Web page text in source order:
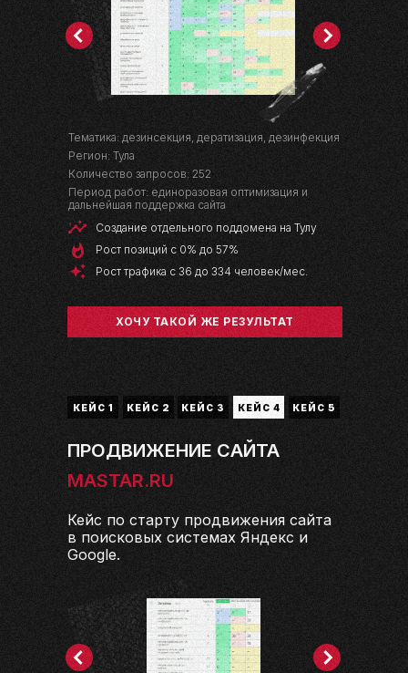
Тематика: дезинсекция, дератизация, дезинфекция
Регион: Тула
Количество запросов: 252
Период работ: единоразовая оптимизация и
дальнейшая поддержка сайта
Создание отдельного поддомена на Тулу
Рост позиций с 0% до 57%
Рост трафика с 36 до 334 человек/мес.
ХОЧУ ТАКОЙ ЖЕ РЕЗУЛЬТАТ
КЕЙС 1 КЕЙС 2 КЕЙС 3 КЕЙС 4 КЕЙС 5
ПРОДВИЖЕНИЕ САЙТА
Кейс по старту продвижения сайта
в поисковых системах Яндекс и
Google.
MASTAR.RU